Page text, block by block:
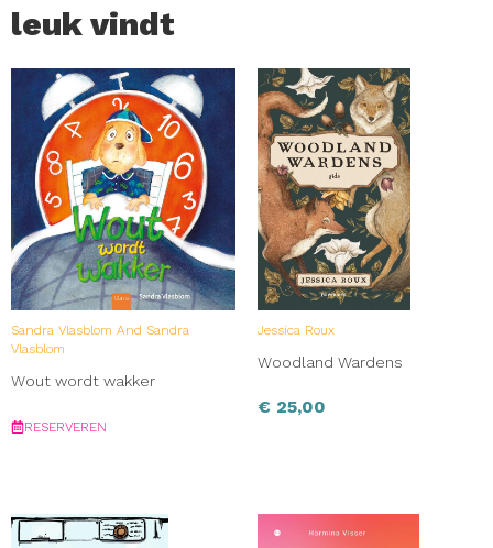
leuk vindt
Sandra Vlasblom And Sandra
Vlasblom
Wout wordt wakker
RESERVEREN
Jessica Roux
Woodland Wardens
€ 25,00